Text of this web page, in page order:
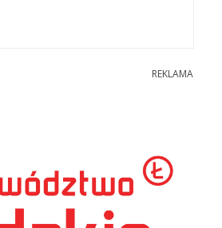
REKLAMA